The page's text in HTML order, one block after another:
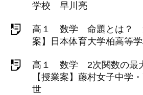
学校 早川亮
高１ 数学 命題とは？
案】日本体育大学柏高等
高１ 数学 2次関数の最
【授業案】藤村女子中学
世